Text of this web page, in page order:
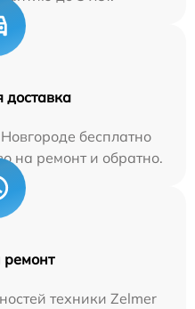
доставка
бесплатно
на ремонт и обратно.
техники Zelmer